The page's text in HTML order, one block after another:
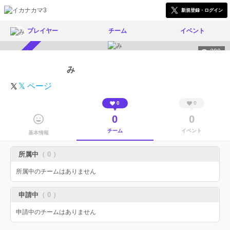
新規登録・ログイン
プレイヤー チーム イベント
290
み
𝕏 ページ
基本情報
0
0
チーム
0
0
イベント
所属中 （ 0 ）
所属中のチームはありません
申請中 （ 0 ）
申請中のチームはありません